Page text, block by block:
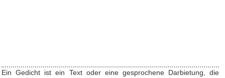
Ein Gedicht ist ein Text oder eine gesprochene Darbietung, die